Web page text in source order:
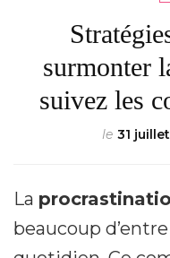
surmonter
suivez les
le 31
La
beaucoup